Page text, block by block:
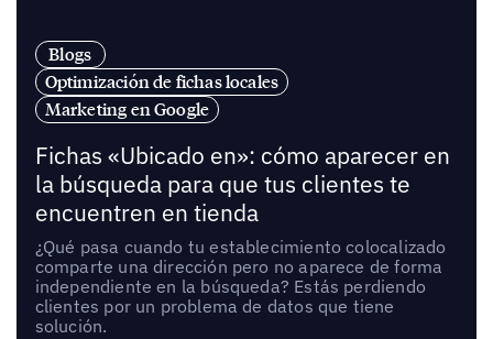
Blogs
Optimización de fichas locales
Marketing en Google
Fichas «Ubicado en»: cómo aparecer en
la búsqueda para que tus clientes te
encuentren en tienda
¿Qué pasa cuando tu establecimiento colocalizado
comparte una dirección pero no aparece de forma
independiente en la búsqueda? Estás perdiendo
clientes por un problema de datos que tiene
solución.